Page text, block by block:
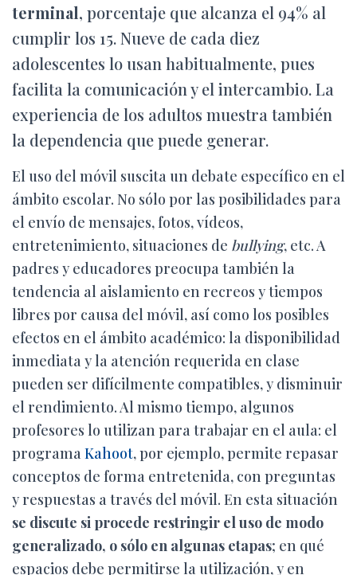
terminal, porcentaje que alcanza el 94% al
cumplir los 15. Nueve de cada diez
adolescentes lo usan habitualmente, pues
facilita la comunicación y el intercambio. La
experiencia de los adultos muestra también
la dependencia que puede generar.
El uso del móvil suscita un debate específico en el
ámbito escolar. No sólo por las posibilidades para
el envío de mensajes, fotos, vídeos,
entretenimiento, situaciones de bullying, etc. A
padres y educadores preocupa también la
tendencia al aislamiento en recreos y tiempos
libres por causa del móvil, así como los posibles
efectos en el ámbito académico: la disponibilidad
inmediata y la atención requerida en clase
pueden ser difícilmente compatibles, y disminuir
el rendimiento. Al mismo tiempo, algunos
profesores lo utilizan para trabajar en el aula: el
programaKahoot, por ejemplo, permite repasar
conceptos de forma entretenida, con preguntas
y respuestas a través del móvil. En esta situación
se discute si procede restringir el uso de modo
generalizado, o sólo en algunas etapas; en qué
espacios debe permitirse la utilización, y en